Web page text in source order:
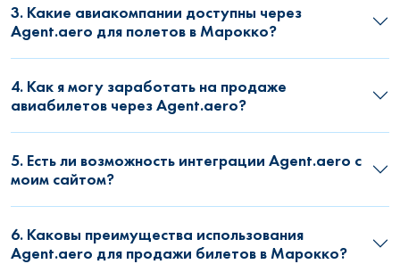
3. Какие авиакомпании доступны через
Agent.aero для полетов в Марокко?
4. Как я могу заработать на продаже
авиабилетов через Agent.aero?
5. Есть ли возможность интеграции Agent.aero с
моим сайтом?
6. Каковы преимущества использования
Agent.aero для продажи билетов в Марокко?